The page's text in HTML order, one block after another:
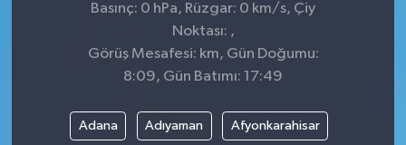
Basınç: 0 hPa, Rüzgar: 0 km/s, Çiy
Noktası: ,
Görüş Mesafesi: km, Gün Doğumu:
8:09, Gün Batımı: 17:49
Adana Adıyaman Afyonkarahisar